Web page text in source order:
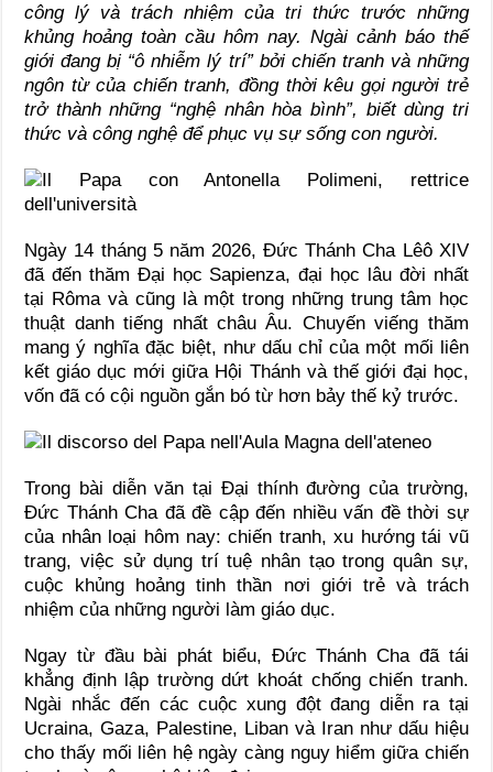
công lý và trách nhiệm của tri thức trước những
khủng hoảng toàn cầu hôm nay. Ngài cảnh báo thế
giới đang bị “ô nhiễm lý trí” bởi chiến tranh và những
ngôn từ của chiến tranh, đồng thời kêu gọi người trẻ
trở thành những “nghệ nhân hòa bình”, biết dùng tri
thức và công nghệ để phục vụ sự sống con người.
Ngày 14 tháng 5 năm 2026, Đức Thánh Cha Lêô XIV
đã đến thăm Đại học Sapienza, đại học lâu đời nhất
tại Rôma và cũng là một trong những trung tâm học
thuật danh tiếng nhất châu Âu. Chuyến viếng thăm
mang ý nghĩa đặc biệt, như dấu chỉ của một mối liên
kết giáo dục mới giữa Hội Thánh và thế giới đại học,
vốn đã có cội nguồn gắn bó từ hơn bảy thế kỷ trước.
Trong bài diễn văn tại Đại thính đường của trường,
Đức Thánh Cha đã đề cập đến nhiều vấn đề thời sự
của nhân loại hôm nay: chiến tranh, xu hướng tái vũ
trang, việc sử dụng trí tuệ nhân tạo trong quân sự,
cuộc khủng hoảng tinh thần nơi giới trẻ và trách
nhiệm của những người làm giáo dục.
Ngay từ đầu bài phát biểu, Đức Thánh Cha đã tái
khẳng định lập trường dứt khoát chống chiến tranh.
Ngài nhắc đến các cuộc xung đột đang diễn ra tại
Ucraina, Gaza, Palestine, Liban và Iran như dấu hiệu
cho thấy mối liên hệ ngày càng nguy hiểm giữa chiến